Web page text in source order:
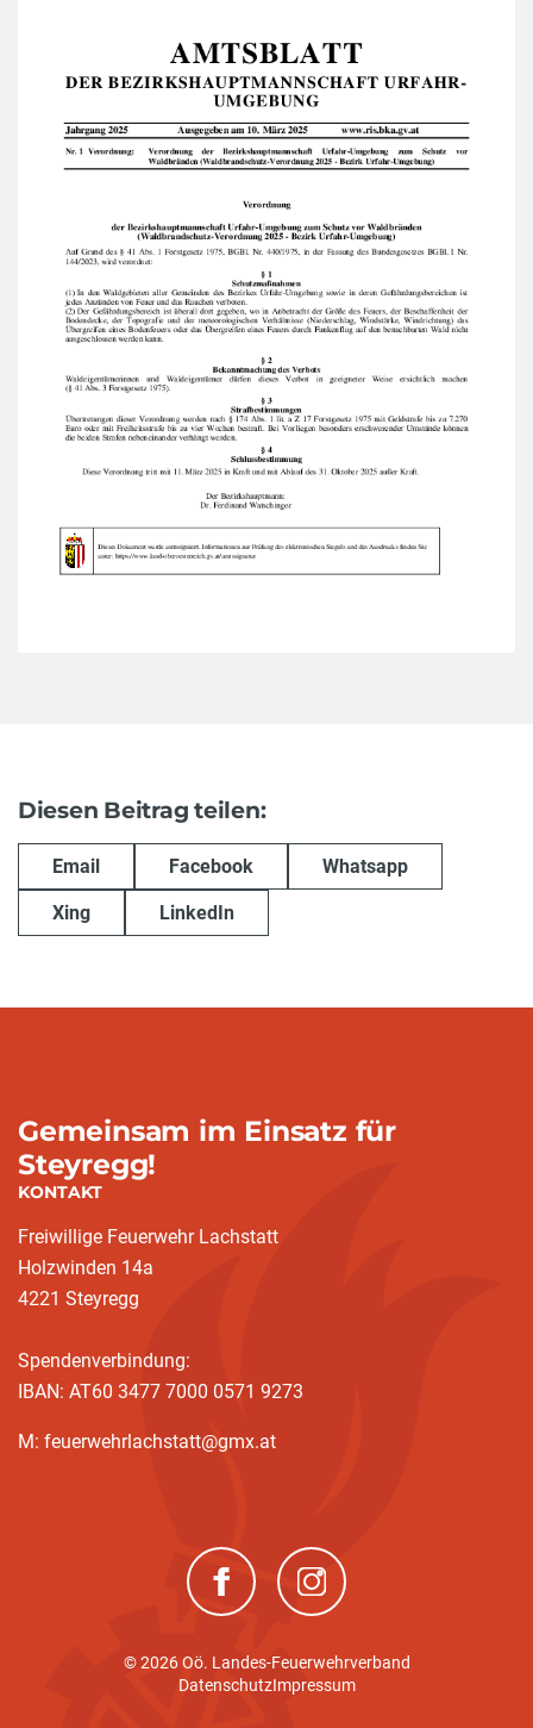
Diesen Beitrag teilen:
Email Facebook Whatsapp
Xing LinkedIn
Gemeinsam im Einsatz für
Steyregg!
KONTAKT
Freiwillige Feuerwehr Lachstatt
Holzwinden 14a
4221 Steyregg
Spendenverbindung:
IBAN: AT60 3477 7000 0571 9273
M: feuerwehrlachstatt@gmx.at
(neues Fenster)(neues Fenster)
© 2026 Oö. Landes-Feuerwehrverband
DatenschutzImpressum